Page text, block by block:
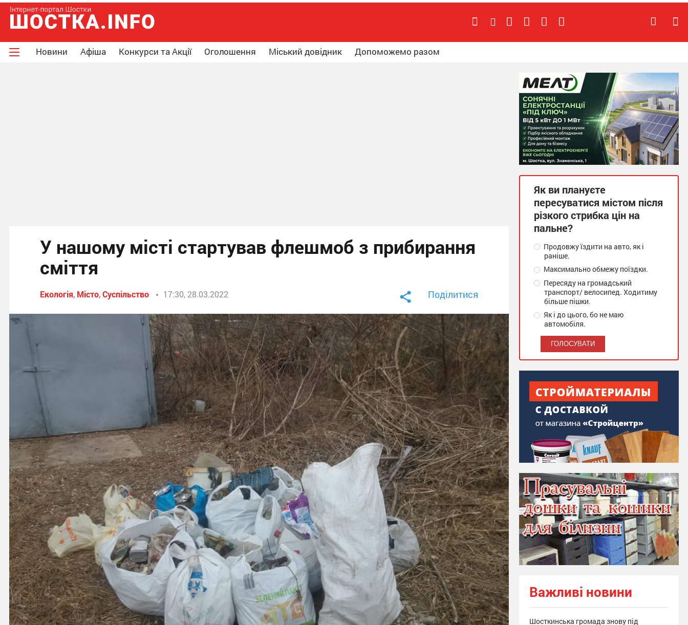
Новини Афіша Конкурси та Акції Оголошення Міський довідник Допоможемо разом
У нашому місті стартував флешмоб з прибирання
сміття
Екологія, Місто,Суспільство 17:30, 28.03.2022 Поділитися
Як ви плануєте
пересуватися містом після
різкого стрибка цін на
пальне?
Продовжу їздити на авто, як і
раніше.
Максимально обмежу поїздки.
Пересяду на громадський
транспорт/ велосипед. Ходитиму
більше пішки.
Як і до цього, бо не маю
автомобіля.
Важливі новини
Шосткинська громада знову під